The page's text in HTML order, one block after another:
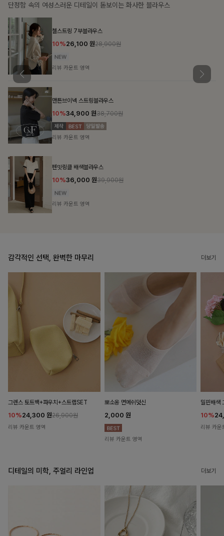
탄탄한 소재와 깔끔한 핏, 매일 손이 가는 데일리 티셔츠
몽즐라운드 베이직티셔츠
10%15,300 원16,900원
리뷰 카운트 영역
칠킷배색 프린팅맨투맨티
10%20,700 원22,900원
리뷰 카운트 영역
16,200 17,900원
감각적인 선택, 완벽한 마무리 더보기
그렌스 토트백+파우치+스트랩SET
10%24,300 원26,900원
리뷰 카운트 영역
뽀소옹 면메쉬덧신
2,000 원
리뷰 카운트 영역
밀핀배색
10%
리뷰 카운
디테일의 미학, 주얼리 라인업 더보기